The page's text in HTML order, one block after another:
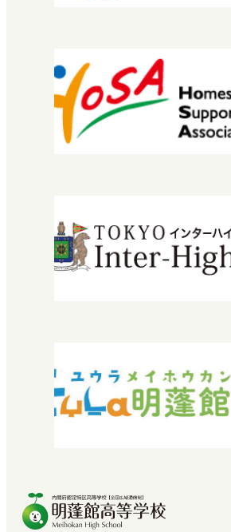
校長挨拶
教育理念・コンセプト
学校概要
進路実績
情報公開
エントリーから入学までの流れ
学費・授業料
特待生入試について
採用情報
SNEC提携希望の方へ
中学校教諭・福祉関係者の方へ